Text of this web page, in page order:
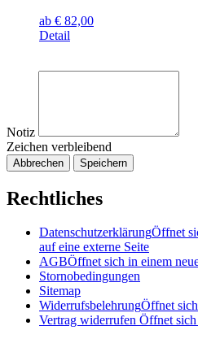
ab € 82,00
Detail
Notiz
Zeichen verbleibend
Abbrechen Speichern
Rechtliches
DatenschutzerklärungÖffnet
auf eine externe Seite
AGBÖffnet sich in einem
Stornobedingungen
Sitemap
WiderrufsbelehrungÖffnet
Vertrag widerrufen Öffnet